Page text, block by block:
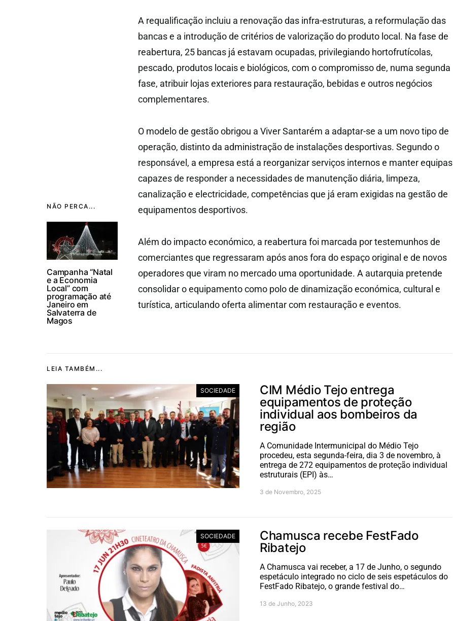
NÃO PERCA...
Campanha “Natal
e a Economia
Local” com
programação até
Janeiro em
Salvaterra de
Magos
A requalificação incluiu a renovação das infra-estruturas, a reformulação das
bancas e a introdução de critérios de valorização do produto local. Na fase de
reabertura, 25 bancas já estavam ocupadas, privilegiando hortofrutícolas,
pescado, produtos locais e biológicos, com o compromisso de, numa segunda
fase, atribuir lojas exteriores para restauração, bebidas e outros negócios
complementares.
O modelo de gestão obrigou a Viver Santarém a adaptar-se a um novo tipo de
operação, distinto da administração de instalações desportivas. Segundo o
responsável, a empresa está a reorganizar serviços internos e manter equipas
capazes de responder a necessidades de manutenção diária, limpeza,
canalização e electricidade, competências que já eram exigidas na gestão de
equipamentos desportivos.
Além do impacto económico, a reabertura foi marcada por testemunhos de
comerciantes que regressaram após anos fora do espaço original e de novos
operadores que viram no mercado uma oportunidade. A autarquia pretende
consolidar o equipamento como polo de dinamização económica, cultural e
turística, articulando oferta alimentar com restauração e eventos.
LEIA TAMBÉM...
SOCIEDADE
CIM Médio Tejo entrega
equipamentos de proteção
individual aos bombeiros da
região
A Comunidade Intermunicipal do Médio Tejo
procedeu, esta segunda-feira, dia 3 de novembro, à
entrega de 272 equipamentos de proteção individual
estruturais (EPI) às…
3 de Novembro, 2025
SOCIEDADE
Chamusca recebe FestFado
Ribatejo
A Chamusca vai receber, a 17 de Junho, o segundo
espetáculo integrado no ciclo de seis espetáculos do
FestFado Ribatejo, o grande festival do…
13 de Junho, 2023